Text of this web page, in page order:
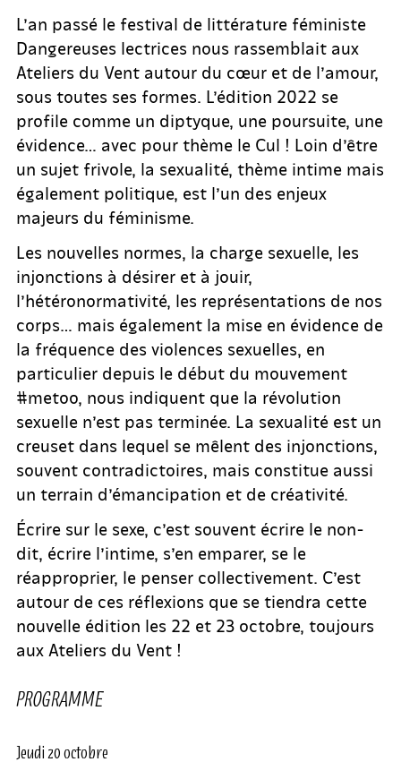
L’an passé le festival de littérature féministe
Dangereuses lectrices nous rassemblait aux
Ateliers du Vent autour du cœur et de l’amour,
sous toutes ses formes. L’édition 2022 se
profile comme un diptyque, une poursuite, une
évidence… avec pour thème le Cul ! Loin d’être
un sujet frivole, la sexualité, thème intime mais
également politique, est l’un des enjeux
majeurs du féminisme.
Les nouvelles normes, la charge sexuelle, les
injonctions à désirer et à jouir,
l’hétéronormativité, les représentations de nos
corps… mais également la mise en évidence de
la fréquence des violences sexuelles, en
particulier depuis le début du mouvement
#metoo, nous indiquent que la révolution
sexuelle n’est pas terminée. La sexualité est un
creuset dans lequel se mêlent des injonctions,
souvent contradictoires, mais constitue aussi
un terrain d’émancipation et de créativité.
Écrire sur le sexe, c’est souvent écrire le non-
dit, écrire l’intime, s’en emparer, se le
réapproprier, le penser collectivement. C’est
autour de ces réflexions que se tiendra cette
nouvelle édition les 22 et 23 octobre, toujours
aux Ateliers du Vent !
PROGRAMME
Jeudi 20 octobre